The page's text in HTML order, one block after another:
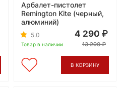
Арбалет-пистолет
Remington Kite (черный,
алюминий)
5.0
Товар в наличии
4 290
13 290
В КОРЗИНУ